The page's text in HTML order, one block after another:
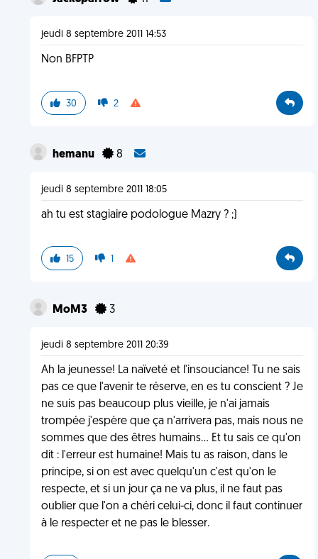
jeudi 8 septembre 2011 14:53
Non BFPTP
30 2
hemanu 8
jeudi 8 septembre 2011 18:05
ah tu est stagiaire podologue Mazry ? ;)
15 1
MoM3 3
jeudi 8 septembre 2011 20:39
Ah la jeunesse! La naïveté et l'insouciance! Tu ne sais
pas ce que l'avenir te réserve, en es tu conscient ? Je
ne suis pas beaucoup plus vieille, je n'ai jamais
trompée j'espère que ça n'arrivera pas, mais nous ne
sommes que des êtres humains... Et tu sais ce qu'on
dit : l'erreur est humaine! Mais tu as raison, dans le
principe, si on est avec quelqu'un c'est qu'on le
respecte, et si un jour ça ne va plus, il ne faut pas
oublier que l'on a chéri celui-ci, donc il faut continuer
à le respecter et ne pas le blesser.